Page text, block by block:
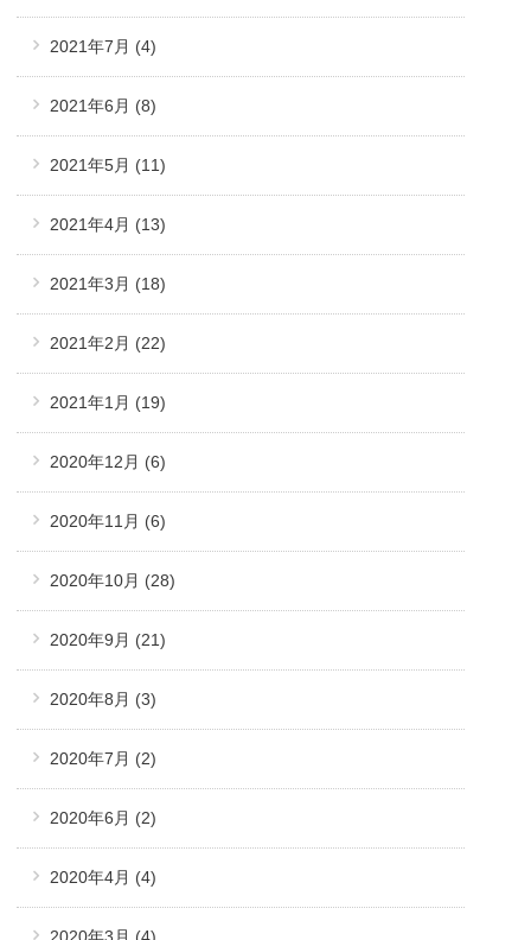
2021年7月 (4)
2021年6月 (8)
2021年5月 (11)
2021年4月 (13)
2021年3月 (18)
2021年2月 (22)
2021年1月 (19)
2020年12月 (6)
2020年11月 (6)
2020年10月 (28)
2020年9月 (21)
2020年8月 (3)
2020年7月 (2)
2020年6月 (2)
2020年4月 (4)